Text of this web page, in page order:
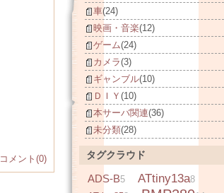
コメント(0)
車(24)
映画・音楽(12)
ゲーム(24)
カメラ(3)
ギャンブル(10)
ＤＩＹ (10)
本サーバ関連(36)
未分類(28)
タグクラウド
ADS-B5 ATtiny13a8